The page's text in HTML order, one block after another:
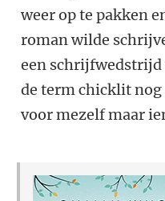
weer op te pakken
roman wilde
een schrijfwedstrijd
de term chicklit nog
voor mezelf maar